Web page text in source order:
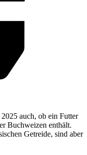
auch, ob ein Futter
Buchweizen enthält.
Getreide, sind aber